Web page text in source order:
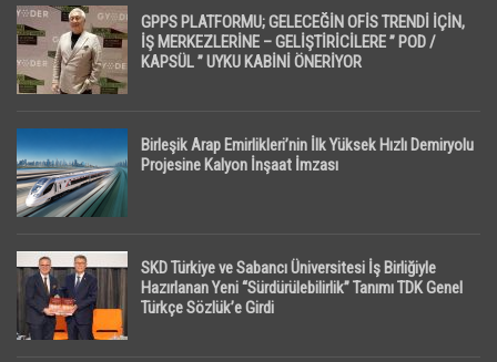
GPPS PLATFORMU; GELECEĞİN OFİS TRENDİ İÇİN,
İŞ MERKEZLERİNE – GELİŞTİRİCİLERE ” POD /
KAPSÜL ” UYKU KABİNİ ÖNERİYOR
Birleşik Arap Emirlikleri’nin İlk Yüksek Hızlı Demiryolu
Projesine Kalyon İnşaat İmzası
SKD Türkiye ve Sabancı Üniversitesi İş Birliğiyle
Hazırlanan Yeni “Sürdürülebilirlik” Tanımı TDK Genel
Türkçe Sözlük’e Girdi